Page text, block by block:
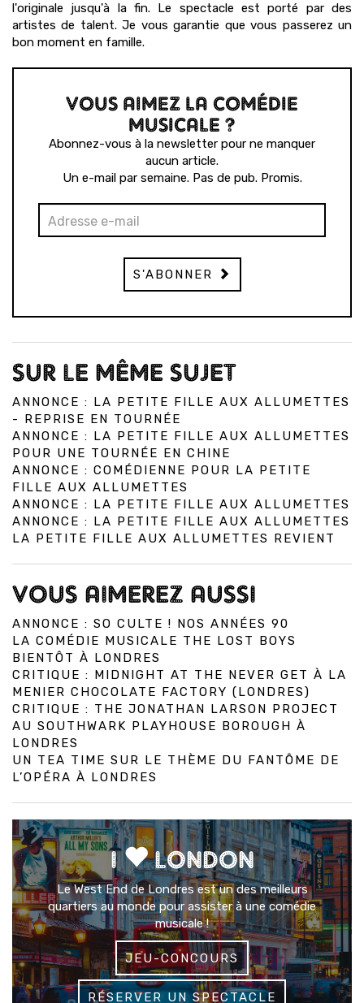
l'originale jusqu'à la fin. Le spectacle est porté par des
artistes de talent. Je vous garantie que vous passerez un
bon moment en famille.
VOUS AIMEZ LA COMÉDIE
MUSICALE ?
Abonnez-vous à la newsletter pour ne manquer
aucun article.
Un e-mail par semaine. Pas de pub. Promis.
S'ABONNER
SUR LE MÊME SUJET
ANNONCE : LA PETITE FILLE AUX ALLUMETTES
- REPRISE EN TOURNÉE
ANNONCE : LA PETITE FILLE AUX ALLUMETTES
POUR UNE TOURNÉE EN CHINE
ANNONCE : COMÉDIENNE POUR LA PETITE
FILLE AUX ALLUMETTES
ANNONCE : LA PETITE FILLE AUX ALLUMETTES
ANNONCE : LA PETITE FILLE AUX ALLUMETTES
LA PETITE FILLE AUX ALLUMETTES REVIENT
VOUS AIMEREZ AUSSI
ANNONCE : SO CULTE ! NOS ANNÉES 90
LA COMÉDIE MUSICALE THE LOST BOYS
BIENTÔT À LONDRES
CRITIQUE : MIDNIGHT AT THE NEVER GET À LA
MENIER CHOCOLATE FACTORY (LONDRES)
CRITIQUE : THE JONATHAN LARSON PROJECT
AU SOUTHWARK PLAYHOUSE BOROUGH À
LONDRES
UN TEA TIME SUR LE THÈME DU FANTÔME DE
L’OPÉRA À LONDRES
I LONDON
Le West End de Londres est un des meilleurs
quartiers au monde pour assister à une comédie
musicale !
JEU-CONCOURS
RÉSERVER UN SPECTACLE